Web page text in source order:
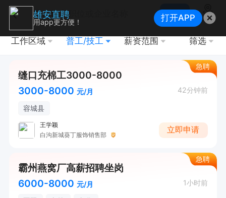
搜索
地图
工作区域 普工/技工 薪资范围 筛选
急聘
缝口充棉工3000-8000
3000-8000 元/月 42分钟前
容城县
王学颖
白沟新城葵丁服饰销售部
立即申请
急聘
霸州燕窝厂高薪招聘坐岗
6000-8000 元/月 1小时前
雄安直聘
用app更方便！ 打开APP